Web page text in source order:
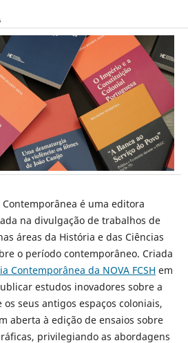
é uma editora
na divulgação de trabalhos de
áreas da História e das Ciências
o período contemporâneo. Criada
Contemporânea da NOVA FCSH em
estudos inovadores sobre a
seus antigos espaços coloniais,
aberta à edição de ensaios sobre
privilegiando as abordagens